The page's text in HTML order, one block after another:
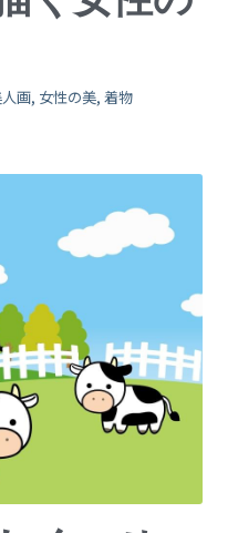
画, 女性の美, 着物